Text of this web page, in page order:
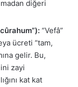
diğeri
“Vefâ”
ücreti “tam,
gelir. Bu,
zayi
kat kat